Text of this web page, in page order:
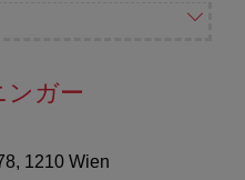
ンガー
1210 Wien